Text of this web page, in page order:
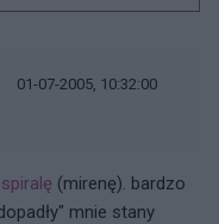
01-07-2005, 10:32:00
spiralę (mirenę). bardzo
mnie stany